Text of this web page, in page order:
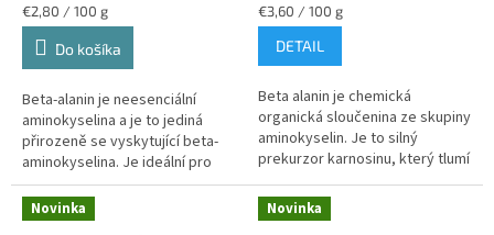
Jednotková
cena:
€2,80 / 100 g
Do košíka
Beta-alanin je neesenciální
aminokyselina a je to jediná
přirozeně se vyskytující beta-
aminokyselina. Je ideální pro
každého, kdo se věnuje sportu,
který vyžaduje výbušnost,...
Jednotková
cena:
€3,60 / 100 g
DETAIL
Beta alanin je chemická
organická sloučenina ze skupiny
aminokyselin. Je to silný
prekurzor karnosinu, který tlumí
pokles pH spojený mj. se
vznikem kyseliny mléčné ve
svalech...
Novinka Novinka